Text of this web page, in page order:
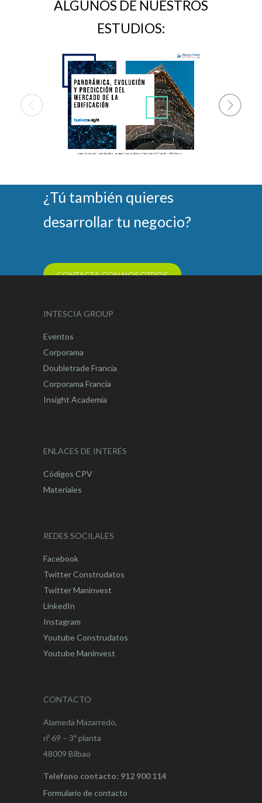
ALGUNOS DE NUESTROS
ESTUDIOS:
¿Tú también quieres
desarrollar tu negocio?
CONTACTA CON NOSOTROS
INTESCIA GROUP
Eventos
Corporama
Doubletrade Francia
Corporama Francia
Insight Academia
ENLACES DE INTERÉS
Códigos CPV
Materiales
REDES SOCILALES
Facebook
Twitter Construdatos
Twitter Maninvest
LinkedIn
Instagram
Youtube Construdatos
Youtube Maninvest
CONTACTO
Alameda Mazarredo,
nº 69 – 3ª planta
48009 Bilbao
Telefono contacto: 912 900 114
Formulario de contacto